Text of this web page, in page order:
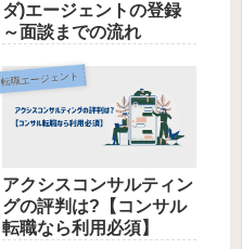
ダ)エージェントの登録
～面談までの流れ
転職エージェント
アクシスコンサルティン
グの評判は?【コンサル
転職なら利用必須】